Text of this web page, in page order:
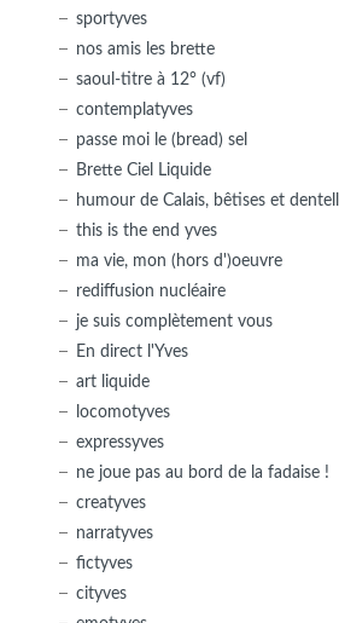
sportyves
nos amis les brette
saoul-titre à 12° (vf)
contemplatyves
passe moi le (bread) sel
Brette Ciel Liquide
humour de Calais, bêtises et
this is the end yves
ma vie, mon (hors d')oeuvre
rediffusion nucléaire
je suis complètement vous
En direct l'Yves
art liquide
locomotyves
expressyves
ne joue pas au bord de la fadaise !
creatyves
narratyves
fictyves
cityves